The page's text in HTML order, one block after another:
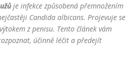
je infekce způsobená přemnožením
Candida albicans. Projevuje se
z penisu. Tento článek vám
účinně léčit a předejít